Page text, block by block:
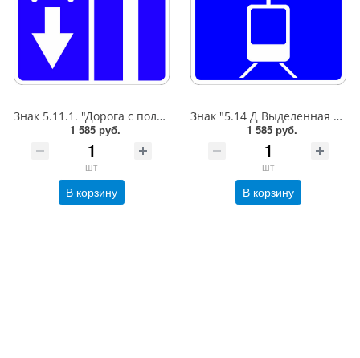
Знак 5.11.1. "Дорога с полосой для маршрутных транспортных средств",B=600,Тип А Коммерческая (3 года),металл 0.8 мм
1 585 руб.
шт
В корзину
Знак "5.14 Д Выделенная трамвайная полоса",B=600,Тип А Коммерческая (3 года),металл 0.8 мм
1 585 руб.
шт
В корзину